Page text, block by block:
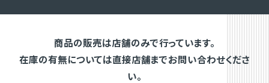
商品の販売は店舗のみで行っています。
在庫の有無については直接店舗までお問い合わせくださ
い。